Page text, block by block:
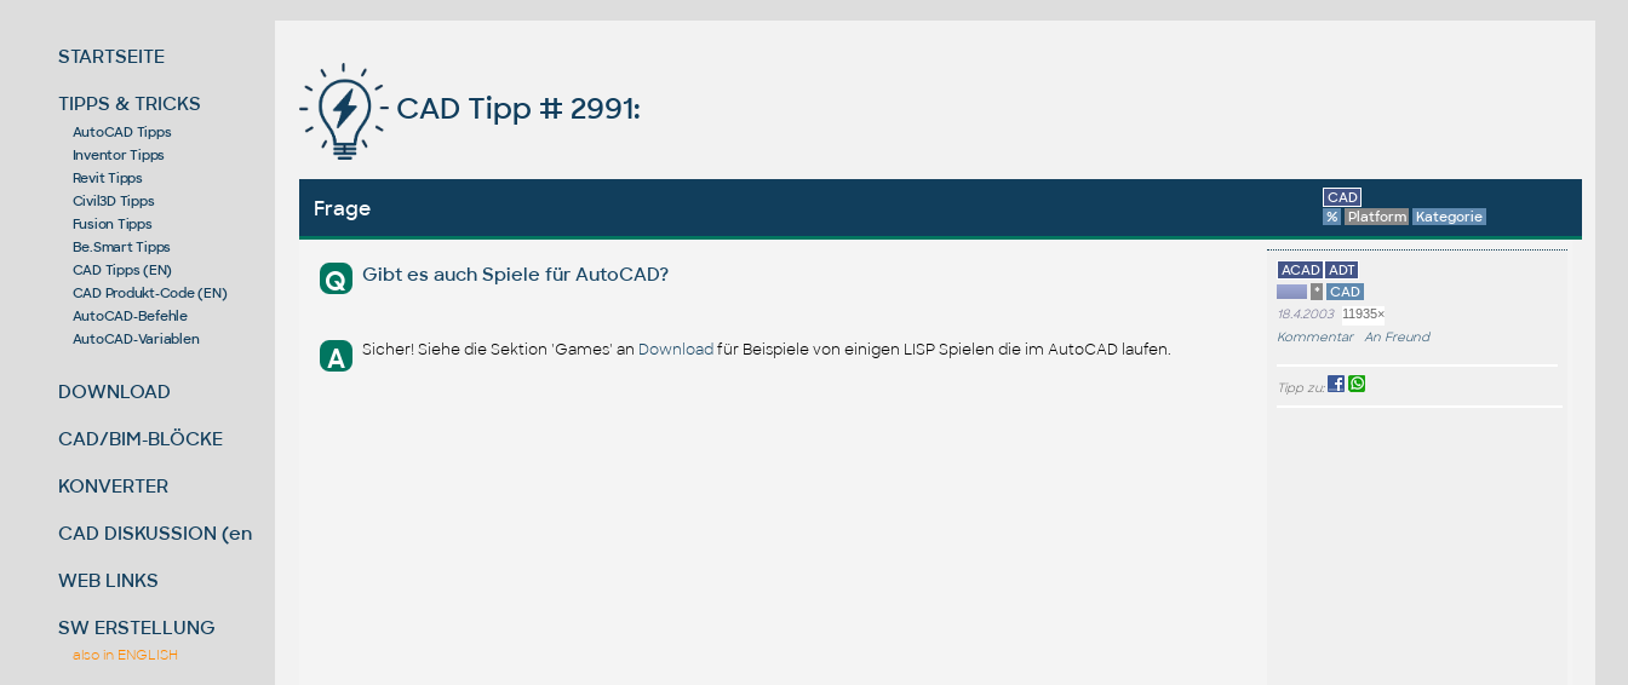
STARTSEITE
TIPPS & TRICKS
AutoCAD Tipps
Inventor Tipps
Revit Tipps
Civil3D Tipps
Fusion Tipps
Be.Smart Tipps
CAD Tipps (EN)
CAD Produkt-Code (EN)
AutoCAD-Befehle
AutoCAD-Variablen
DOWNLOAD
CAD/BIM-BLÖCKE
KONVERTER
CAD DISKUSSION (en)
WEB LINKS
SW ERSTELLUNG
also in ENGLISH
CAD Tipp # 2991:
Frage
CAD
%
Platform Kategorie
Q Gibt es auch Spiele für AutoCAD?
A Sicher! Siehe die Sektion 'Games' an Downloadfür Beispiele von einigen LISP Spielen die im AutoCAD laufen.
ACAD ADT
*
CAD
18.4.2003 11935×
Kommentar An Freund
Tipp zu: